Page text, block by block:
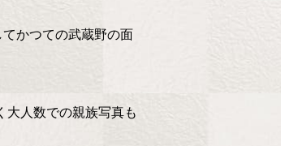
かつての武蔵野の面
人数での親族写真も